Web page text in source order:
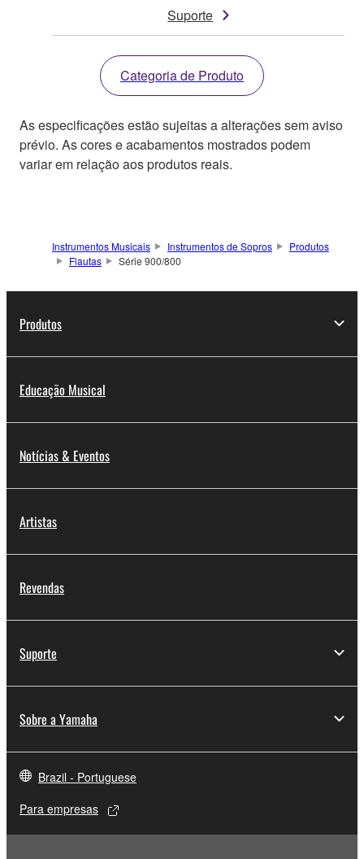
Suporte
Categoria de Produto
As especificações estão sujeitas a alterações sem aviso
prévio. As cores e acabamentos mostrados podem
variar em relação aos produtos reais.
Instrumentos Musicais Instrumentos de Sopros
Produtos
Flautas
Série 900/800
Produtos
Educação Musical
Notícias & Eventos
Artistas
Revendas
Suporte
Sobre a Yamaha
Brazil - Portuguese
Para empresas